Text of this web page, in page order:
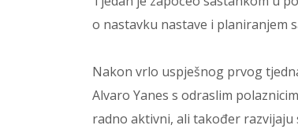
o nastavku nastave i planiranjem
Nakon vrlo uspješnog prvog
Alvaro Yanes s odraslim
radno aktivni, ali također